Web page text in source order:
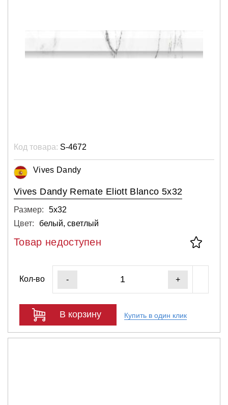
Код товара: S-4672
Vives Dandy
Vives Dandy Remate Eliott Blanco 5x32
Размер:
5х32
Цвет:
белый, светлый
Товар недоступен
Кол-во - +
В корзину Купить в один клик